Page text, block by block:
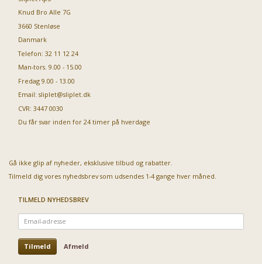
Knud Bro Alle 7G
3660 Stenløse
Danmark
Telefon: 32 11 12 24
Man-tors. 9.00 - 15.00
Fredag 9.00 - 13.00
Email: sliplet@sliplet.dk
CVR: 3447 0030
Du får svar inden for 24 timer på hverdage
Gå ikke glip af nyheder, eksklusive tilbud og rabatter.
Tilmeld dig vores nyhedsbrev som udsendes 1-4 gange hver måned.
TILMELD NYHEDSBREV
Email-
adresse
Tilmeld Afmeld